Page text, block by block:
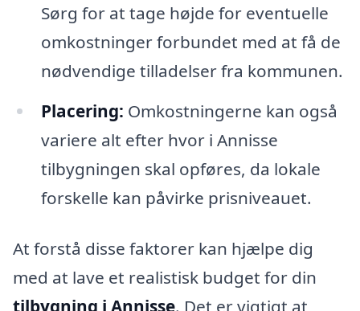
Sørg for at tage højde for eventuelle
omkostninger forbundet med at få de
nødvendige tilladelser fra kommunen.
Placering: Omkostningerne kan også
variere alt efter hvor i Annisse
tilbygningen skal opføres, da lokale
forskelle kan påvirke prisniveauet.
At forstå disse faktorer kan hjælpe dig
med at lave et realistisk budget for din